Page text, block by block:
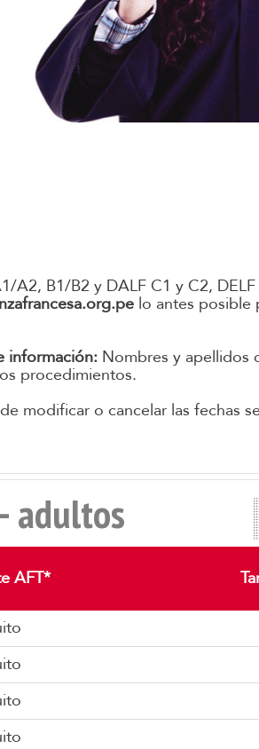
A2, B1/B2 y DALF C1 y C2,
pelo antes posible
información: Nombres y apellidos
procedimientos.
modificar o cancelar las fechas
adultos
AFT*